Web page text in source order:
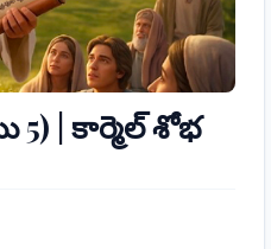
5) | కార్మెల్ శోభ